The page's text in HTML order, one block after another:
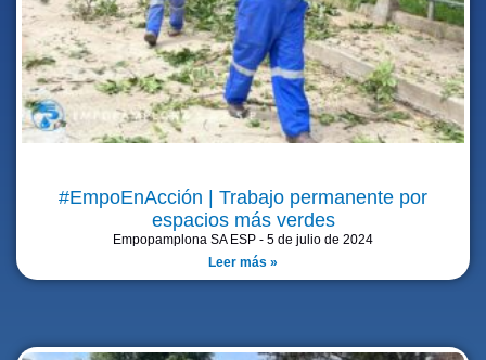
#EmpoEnAcción | Trabajo permanente por
espacios más verdes
Empopamplona SA ESP
5 de julio de 2024
Leer más »